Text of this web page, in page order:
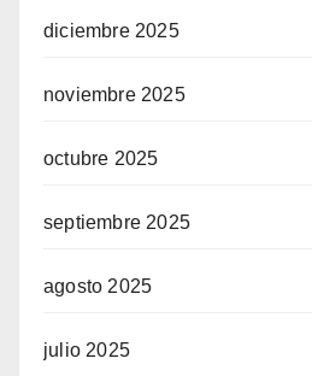
diciembre 2025
noviembre 2025
octubre 2025
septiembre 2025
agosto 2025
julio 2025